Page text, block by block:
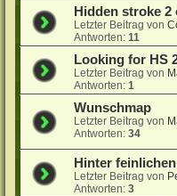
Hidden stroke
Letzter Beitrag von
Antworten:11
Looking for HS
Letzter Beitrag von
Antworten:1
Wunschmap
Letzter Beitrag von
Antworten:34
Hinter
Letzter Beitrag von
Antworten:3